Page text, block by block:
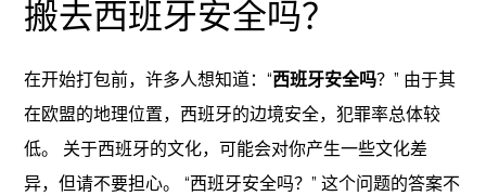
搬去西班牙安全吗？
在开始打包前，许多人想知道：“西班牙安全吗？” 由于其
在欧盟的地理位置，西班牙的边境安全，犯罪率总体较
低。 关于西班牙的文化，可能会对你产生一些文化差
异，但请不要担心。 “西班牙安全吗？” 这个问题的答案不